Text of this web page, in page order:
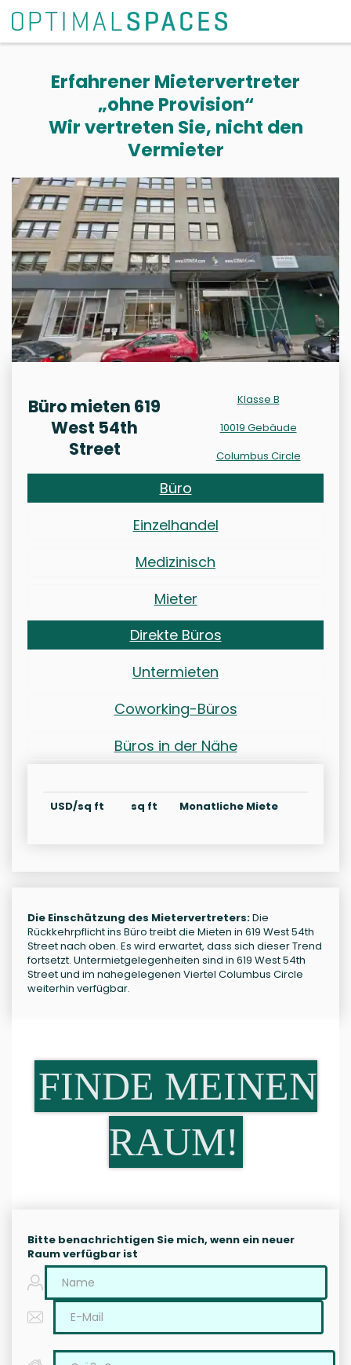
Erfahrener Mietervertreter
„ohne Provision“
Wir vertreten Sie, nicht den
Vermieter
Büro mieten 619
West 54th
Street
Klasse B
10019 Gebäude
Columbus Circle
Büro
Einzelhandel
Medizinisch
Mieter
Direkte Büros
Untermieten
Coworking-Büros
Büros in der Nähe
USD/sq ft sq ft Monatliche Miete
Die Einschätzung des Mietervertreters:Die
Rückkehrpflicht ins Büro treibt die Mieten in 619 West 54th
Street nach oben. Es wird erwartet, dass sich dieser Trend
fortsetzt. Untermietgelegenheiten sind in 619 West 54th
Street und im nahegelegenen Viertel Columbus Circle
weiterhin verfügbar.
FINDE MEINEN
RAUM!
Bitte benachrichtigen Sie mich, wenn ein neuer
Raum verfügbar ist